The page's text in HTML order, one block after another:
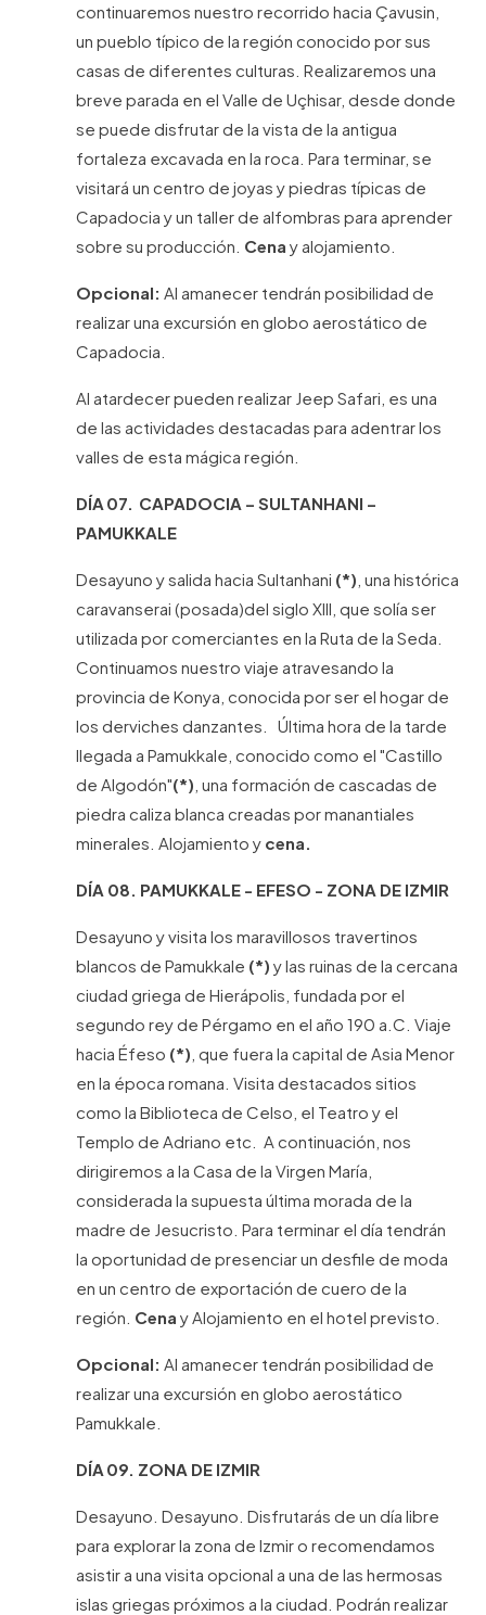
continuaremos nuestro recorrido hacia Çavusin,
un pueblo típico de la región conocido por sus
casas de diferentes culturas. Realizaremos una
breve parada en el Valle de Uçhisar, desde donde
se puede disfrutar de la vista de la antigua
fortaleza excavada en la roca. Para terminar, se
visitará un centro de joyas y piedras típicas de
Capadocia y un taller de alfombras para aprender
sobre su producción. Cena y alojamiento.
Opcional: Al amanecer tendrán posibilidad de
realizar una excursión en globo aerostático de
Capadocia.
Al atardecer pueden realizar Jeep Safari, es una
de las actividades destacadas para adentrar los
valles de esta mágica región.
DÍA 07. CAPADOCIA – SULTANHANI –
PAMUKKALE
Desayuno y salida hacia Sultanhani (*) , una histórica
caravanserai (posada)del siglo XIII, que solía ser
utilizada por comerciantes en la Ruta de la Seda.
Continuamos nuestro viaje atravesando la
provincia de Konya, conocida por ser el hogar de
los derviches danzantes. Última hora de la tarde
llegada a Pamukkale, conocido como el "Castillo
de Algodón"(*) , una formación de cascadas de
piedra caliza blanca creadas por manantiales
minerales. Alojamiento y cena.
DÍA 08. PAMUKKALE - EFESO - ZONA DE IZMIR
Desayuno y visita los maravillosos travertinos
blancos de Pamukkale (*) y las ruinas de la cercana
ciudad griega de Hierápolis, fundada por el
segundo rey de Pérgamo en el año 190 a.C. Viaje
hacia Éfeso (*) , que fuera la capital de Asia Menor
en la época romana. Visita destacados sitios
como la Biblioteca de Celso, el Teatro y el
Templo de Adriano etc. A continuación, nos
dirigiremos a la Casa de la Virgen María,
considerada la supuesta última morada de la
madre de Jesucristo. Para terminar el día tendrán
la oportunidad de presenciar un desfile de moda
en un centro de exportación de cuero de la
región. Cena y Alojamiento en el hotel previsto.
Opcional: Al amanecer tendrán posibilidad de
realizar una excursión en globo aerostático
Pamukkale.
DÍA 09. ZONA DE IZMIR
Desayuno. Desayuno. Disfrutarás de un día libre
para explorar la zona de Izmir o recomendamos
asistir a una visita opcional a una de las hermosas
islas griegas próximos a la ciudad. Podrán realizar